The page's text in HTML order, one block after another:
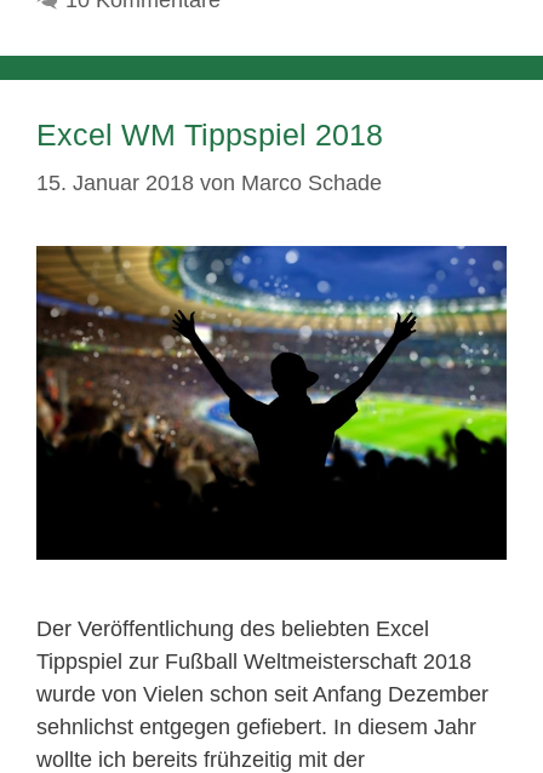
Excel WM Tippspiel 2018
15. Januar 2018 von Marco Schade
Der Veröffentlichung des beliebten Excel
Tippspiel zur Fußball Weltmeisterschaft 2018
wurde von Vielen schon seit Anfang Dezember
sehnlichst entgegen gefiebert. In diesem Jahr
wollte ich bereits frühzeitig mit der